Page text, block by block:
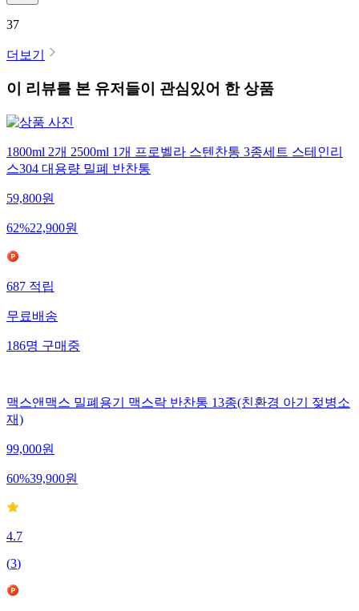
37
더보기
이 리뷰를 본 유저들이 관심있어 한 상품
1800ml 2개 2500ml 1개 프로벨라 스텐찬통 3종세트 스테인리
스304 대용량 밀폐 반찬통
59,800원
62%22,900원
687 적립
무료배송
186명 구매중
맥스앤맥스 밀폐용기 맥스락 반찬통 13종(친환경 아기 젖병소
재)
99,000원
60%39,900원
4.7
(3)